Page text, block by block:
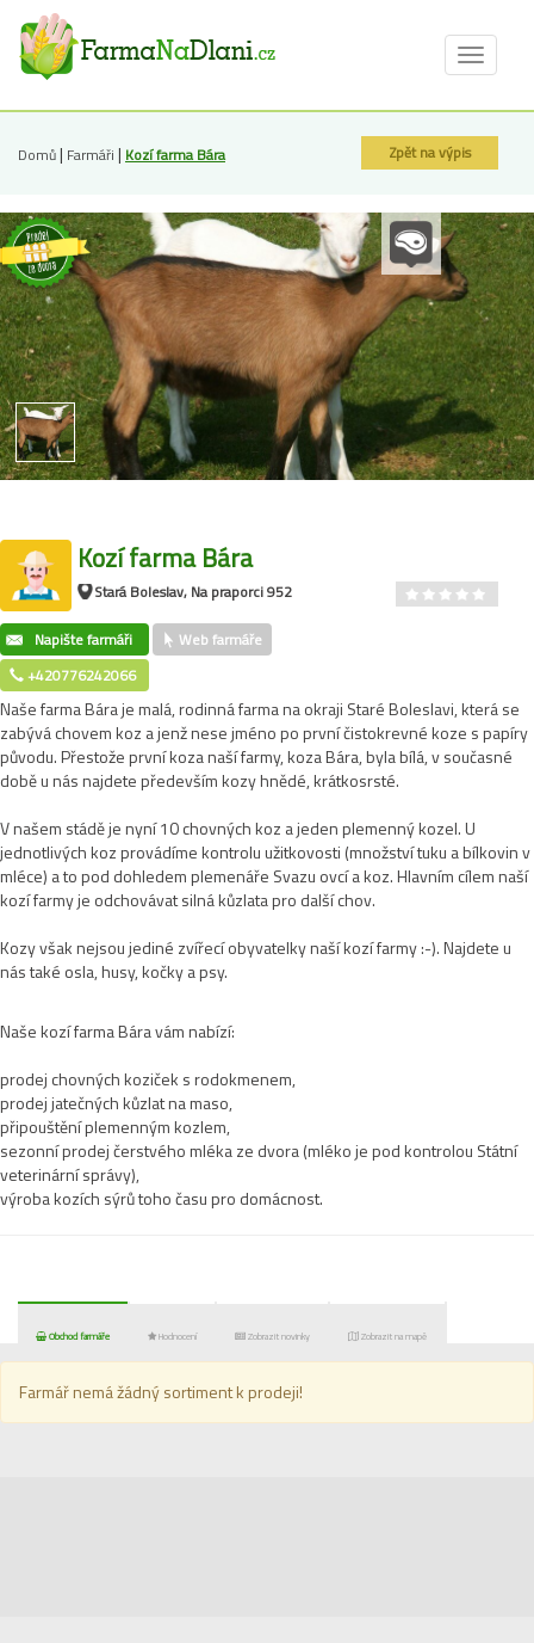
Toggle
Domů| Farmáři | Kozí farma Bára Zpět na výpis
Kozí farma Bára
Stará Boleslav, Na praporci 952
Napište farmáři
Web farmáře
+420776242066
Naše farma Bára je malá, rodinná farma na okraji Staré Boleslavi, která se
zabývá chovem koz a jenž nese jméno po první čistokrevné koze s papíry
původu. Přestože první koza naší farmy, koza Bára, byla bílá, v současné
době u nás najdete především kozy hnědé, krátkosrsté.
V našem stádě je nyní 10 chovných koz a jeden plemenný kozel. U
jednotlivých koz provádíme kontrolu užitkovosti (množství tuku a bílkovin v
mléce) a to pod dohledem plemenáře Svazu ovcí a koz. Hlavním cílem naší
kozí farmy je odchovávat silná kůzlata pro další chov.
Kozy však nejsou jediné zvířecí obyvatelky naší kozí farmy :-). Najdete u
nás také osla, husy, kočky a psy.
Naše kozí farma Bára vám nabízí:
prodej chovných koziček s rodokmenem,
prodej jatečných kůzlat na maso,
připouštění plemenným kozlem,
sezonní prodej čerstvého mléka ze dvora (mléko je pod kontrolou Státní
veterinární správy),
výroba kozích sýrů toho času pro domácnost.
Obchod farmáře Hodnocení Zobrazit novinky Zobrazit na mapě
Farmář nemá žádný sortiment k prodeji!